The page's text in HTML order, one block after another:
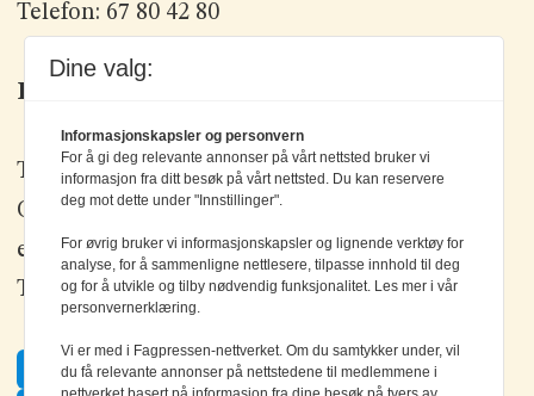
Telefon: 67 80 42 80
Kontakt oss
Tlf: +47 67 80 42 80
Olav Brunborgs vei 6, 1396 Billingstad
epost: elektronikk@elektronikkforlaget.no
Tips oss:tips@elektronikkforlaget.no
Facebook
Dine valg:
Informasjonskapsler og personvern
For å gi deg relevante annonser på vårt nettsted bruker vi
informasjon fra ditt besøk på vårt nettsted. Du kan reservere
deg mot dette under "Innstillinger".
For øvrig bruker vi informasjonskapsler og lignende verktøy for
analyse, for å sammenligne nettlesere, tilpasse innhold til deg
og for å utvikle og tilby nødvendig funksjonalitet. Les mer i vår
personvernerklæring.
Vi er med i Fagpressen-nettverket. Om du samtykker under, vil
du få relevante annonser på nettstedene til medlemmene i